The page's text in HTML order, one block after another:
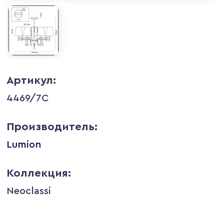
Артикул:
4469/7C
Производитель:
Lumion
Коллекция:
Neoclassi